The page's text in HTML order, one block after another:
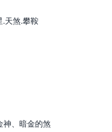
.天煞.攀鞍
神、暗金的煞